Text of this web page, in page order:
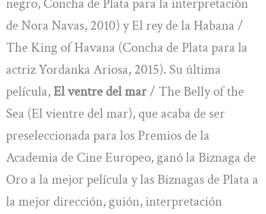
negro, Concha de Plata para la interpretación
de Nora Navas, 2010) y El rey de la Habana /
The King of Havana (Concha de Plata para la
actriz Yordanka Ariosa, 2015). Su última
película,El ventre del mar/ The Belly of the
Sea (El vientre del mar), que acaba de ser
preseleccionada para los Premios de la
Academia de Cine Europeo, ganó la Biznaga de
Oro a la mejor película y las Biznagas de Plata a
la mejor dirección, guión, interpretación